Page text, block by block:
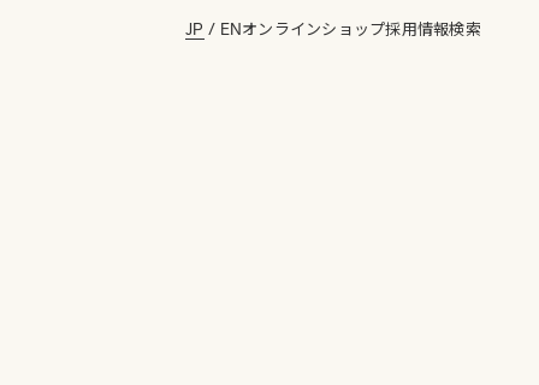
JP / ENオンラインショップ採用情報検索